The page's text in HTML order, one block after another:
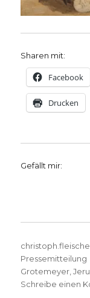
Sharen mit:
Facebook
Drucken
Gefällt mir:
Autor
Pressemitteilung
Grotemeyer ,
Schreibe einen